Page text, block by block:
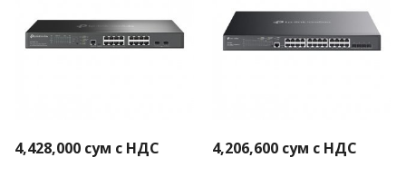
4,428,000 сум с НДС 4,206,600 сум с НДС